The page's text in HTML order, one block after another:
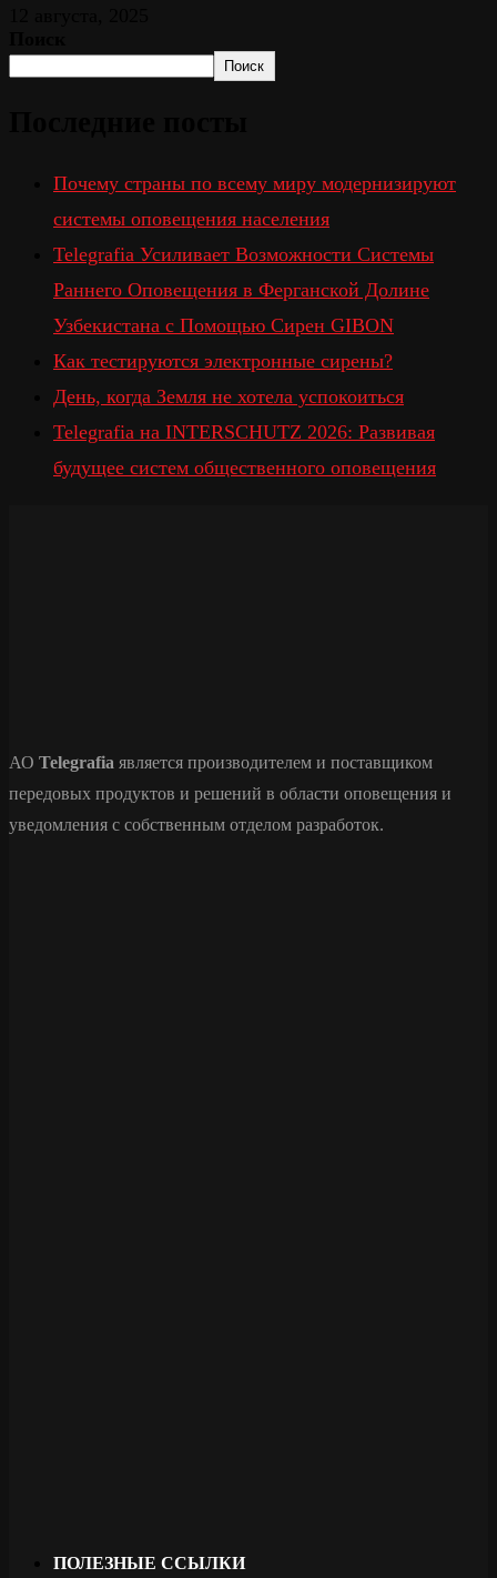
Поиск
Почему страны по всему миру модернизируют
системы оповещения населения
Telegrafia Усиливает Возможности Системы
Раннего Оповещения в Ферганской Долине
Узбекистана с Помощью Сирен GIBON
Как тестируются электронные сирены?
День, когда Земля не хотела успокоиться
Telegrafia на INTERSCHUTZ 2026: Развивая
будущее систем общественного оповещения
АО Telegrafia является производителем и поставщиком
передовых продуктов и решений в области оповещения и
уведомления с собственным отделом разработок.
ПОЛЕЗНЫЕ ССЫЛКИ